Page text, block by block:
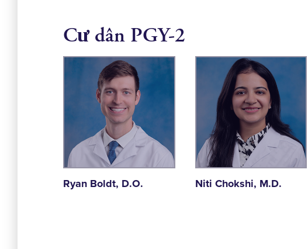
Cư dân PGY-2
Ryan Boldt, D.O. Niti Chokshi, M.D.